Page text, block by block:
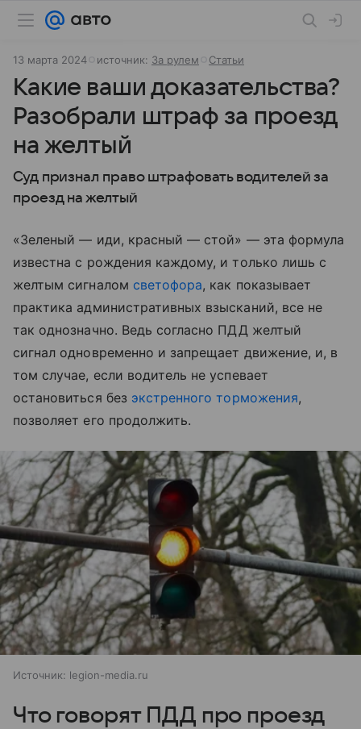
13 марта 2024 источник: За рулем Статьи
Какие ваши доказательства?
Разобрали штраф за проезд
на желтый
Суд признал право штрафовать водителей за
проезд на желтый
«Зеленый — иди, красный — стой» — эта формула
известна с рождения каждому, и только лишь с
желтым сигналом светофора, как показывает
практика административных взысканий, все не
так однозначно. Ведь согласно ПДД желтый
сигнал одновременно и запрещает движение, и, в
том случае, если водитель не успевает
остановиться без экстренного торможения,
позволяет его продолжить.
Источник: legion-media.ru
Что говорят ПДД про проезд